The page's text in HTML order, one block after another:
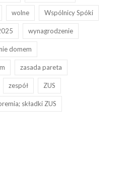
wolne Wspólnicy Spóki
wynagrodzenie
domem
zasada pareta
zespół ZUS
składki ZUS